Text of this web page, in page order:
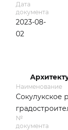
Дата
документа
2023-08-
02
Наименование
Сокулукское
№
документа